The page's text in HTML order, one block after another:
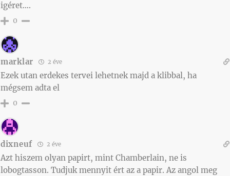
igéret….
0
marklar 2 éve
Ezek utan erdekes tervei lehetnek majd a klibbal, ha
mégsem adta el
0
dixneuf 2 éve
Azt hiszem olyan papirt, mint Chamberlain, ne is
lobogtasson. Tudjuk mennyit ért az a papir. Az angol meg